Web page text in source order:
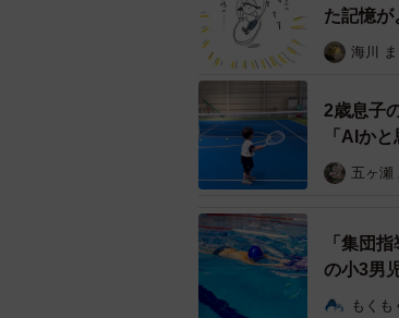
た記憶
【漫画】
海川 ま
2歳息子
「AIか
五ヶ瀬
「集団
の小3男
説】
もくも